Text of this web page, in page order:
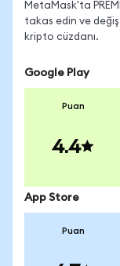
MetaMask'ta
takas edin ve
kripto cüzdanı.
Google Play
Puan
4.4
App Store
Puan